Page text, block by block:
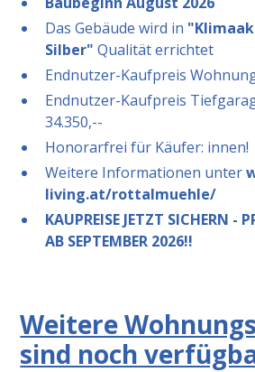
Das Gebäude wird in
Silber" Qualität errichtet
Endnutzer-Kaufpreis
Endnutzer-Kaufpreis
34.350,--
Honorarfrei für Käufer: innen!
Weitere Informationen unter
living.at/rottalmuehle/
KAUPREISE JETZT SICHERN -
AB SEPTEMBER 2026!!
Weitere
sind noch